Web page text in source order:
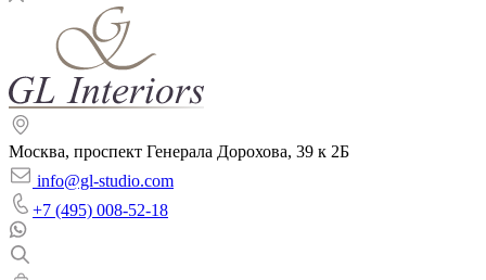
Москва, проспект Генерала Дорохова, 39 к 2Б
info@gl-studio.com
+7 (495) 008-52-18